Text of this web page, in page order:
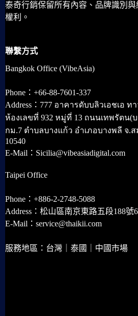
泰奇行銷保留所有內容、品牌識別與
權利。
聯繫方式
Bangkok Office (VibeAsia)
Phone：+66-88-7601-337
Address：777 อาคารดับบลิวเอชเอ ท
ห้องเลขที่ 932 หมู่ที่ 13 ถนนเทพรัตน(
กม.7 ตำบลบางแก้ว อำเภอบางพลี จ.
10540
E-Mail：Sicilia@vibeasiadigital.com
Taipei Office
Phone：+886-2-2748-5088
Address：松山區南京東路五段188號
E-Mail：service@thaikii.com
服務地區：台灣｜泰國｜中國市場